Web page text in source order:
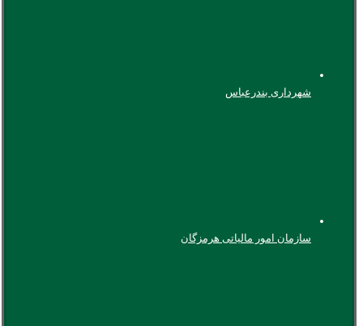
شهرداری بندرعباس
سازمان امور مالیاتی هرمزگان